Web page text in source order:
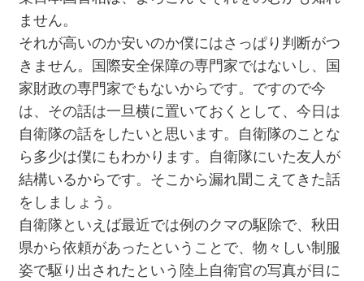
ません。
それが高いのか安いのか僕にはさっぱり判断がつ
きません。国際安全保障の専門家ではないし、国
家財政の専門家でもないからです。ですので今
は、その話は一旦横に置いておくとして、今日は
自衛隊の話をしたいと思います。自衛隊のことな
ら多少は僕にもわかります。自衛隊にいた友人が
結構いるからです。そこから漏れ聞こえてきた話
をしましょう。
自衛隊といえば最近では例のクマの駆除で、秋田
県から依頼があったということで、物々しい制服
姿で駆り出されたという陸上自衛官の写真が目に